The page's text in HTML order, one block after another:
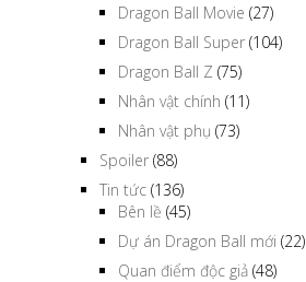
Dragon Ball Movie (27)
Dragon Ball Super (104)
Dragon Ball Z (75)
Nhân vật chính (11)
Nhân vật phụ (73)
Spoiler (88)
Tin tức (136)
Bên lề (45)
Dự án Dragon Ball mới (22)
Quan điểm độc giả (48)